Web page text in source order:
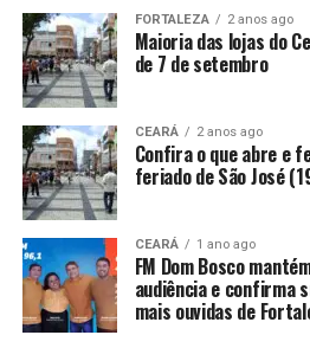
FORTALEZA 2 anos ago
Maioria das lojas do
de 7 de setembro
CEARÁ 2 anos ago
Confira o que abre e
feriado de São José
CEARÁ 1 ano ago
FM Dom Bosco
audiência e confirma
mais ouvidas de